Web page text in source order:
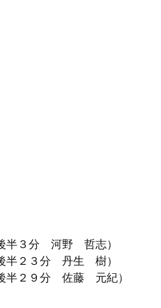
半３分 河野 哲志）
半２３分 丹生 樹）
半２９分 佐藤 元紀）